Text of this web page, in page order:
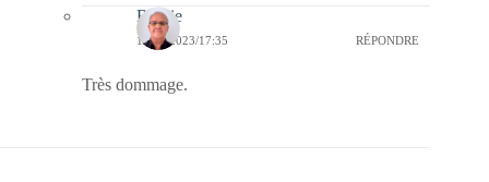
Bernie
13/08/2023/17:35 RÉPONDRE
Très dommage.